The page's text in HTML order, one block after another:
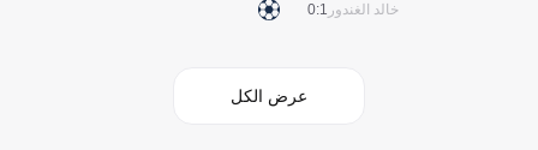
خالد الغندور 1:0
عرض الكل